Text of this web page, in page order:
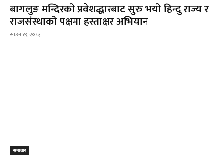
बागलुङ मन्दिरको प्रवेशद्धारबाट सुरु भयो हिन्दु राज्य र
राजसंस्थाको पक्षमा हस्ताक्षर अभियान
साउन १९, २०८३
समाचार